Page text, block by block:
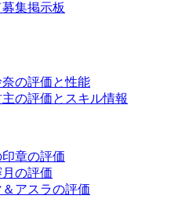
集掲示板
の評価と性能
の評価とスキル情報
章の評価
の評価
＆アスラの評価